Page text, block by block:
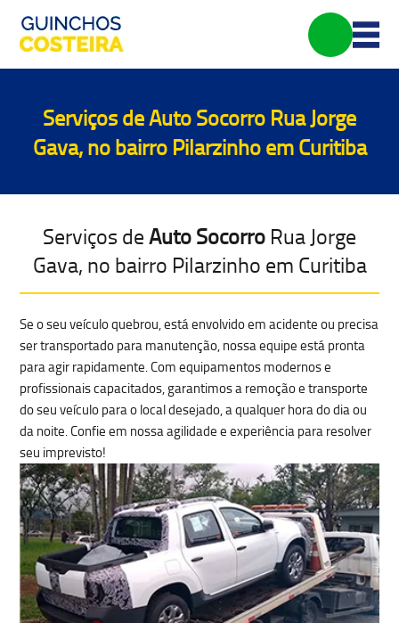
Serviços deAuto Socorro Rua Jorge
Gava, no bairro Pilarzinho em Curitiba
Serviços deAuto Socorro Rua Jorge
Gava, no bairro Pilarzinho em Curitiba
Se o seuveículo quebrou, está envolvido em acidente ou precisa
ser transportado para manutenção, nossa equipe está pronta
para agir rapidamente. Com equipamentos modernos e
profissionais capacitados, garantimos aremoção e transporte
do seu veículo para o local desejado, a qualquer hora do dia ou
da noite. Confie em nossa agilidade e experiência para resolver
seu imprevisto!